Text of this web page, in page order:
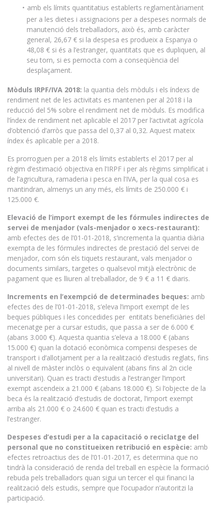
amb els límits quantitatius establerts reglamentàriament
per a les dietes i assignacions per a despeses normals de
manutenció dels treballadors, això és, amb caràcter
general, 26,67 € si la despesa es produeix a Espanya o
48,08 € si és a l’estranger, quantitats que es dupliquen, al
seu torn, si es pernocta com a conseqüència del
desplaçament.
Mòduls IRPF/IVA 2018: la quantia dels mòduls i els índexs de
rendiment net de les activitats es mantenen per al 2018 i la
reducció del 5% sobre el rendiment net de mòduls. Es modifica
l’índex de rendiment net aplicable el 2017 per l’activitat agrícola
d’obtenció d’arròs que passa del 0,37 al 0,32. Aquest mateix
índex és aplicable per a 2018.
Es prorroguen per a 2018 els límits establerts el 2017 per al
règim d’estimació objectiva en l’IRPF i per als règims simplificat i
de l’agricultura, ramaderia i pesca en l’IVA, per la qual cosa es
mantindran, almenys un any més, els límits de 250.000 € i
125.000 €.
Elevació de l’import exempt de les fórmules indirectes de
servei de menjador (vals-menjador o xecs-restaurant):
amb efectes des de l’01-01-2018, s’incrementa la quantia diària
exempta de les fórmules indirectes de prestació del servei de
menjador, com són els tiquets restaurant, vals menjador o
documents similars, targetes o qualsevol mitjà electrònic de
pagament que es lliuren al treballador, de 9 € a 11 € diaris.
Increments en l’exempció de determinades beques: amb
efectes des de l’01-01-2018, s’eleva l’import exempt de les
beques públiques i les concedides per entitats beneficiàries del
mecenatge per a cursar estudis, que passa a ser de 6.000 €
(abans 3.000 €). Aquesta quantia s’eleva a 18.000 € (abans
15.000 €) quan la dotació econòmica compensi despeses de
transport i d’allotjament per a la realització d’estudis reglats, fins
al nivell de màster inclòs o equivalent (abans fins al 2n cicle
universitari). Quan es tracti d’estudis a l’estranger l’import
exempt ascendeix a 21.000 € (abans 18.000 €). Si l’objecte de la
beca és la realització d’estudis de doctorat, l’import exempt
arriba als 21.000 € o 24.600 € quan es tracti d’estudis a
l’estranger.
Despeses d’estudi per a la capacitació o reciclatge del
personal que no constitueixen retribució en espècie: amb
efectes retroactius des de l’01-01-2017, es determina que no
tindrà la consideració de renda del treball en espècie la formació
rebuda pels treballadors quan sigui un tercer el qui financi la
realització dels estudis, sempre que l’ocupador n’autoritzi la
participació.